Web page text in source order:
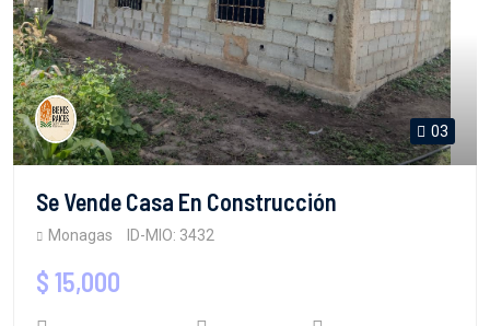
03
Se Vende Casa En Construcción
Monagas ID-MIO: 3432
$ 15,000